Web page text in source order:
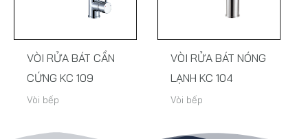
VÒI RỬA BÁT CẦN
CỨNG KC 109
Vòi bếp
VÒI RỬA BÁT NÓNG
LẠNH KC 104
Vòi bếp